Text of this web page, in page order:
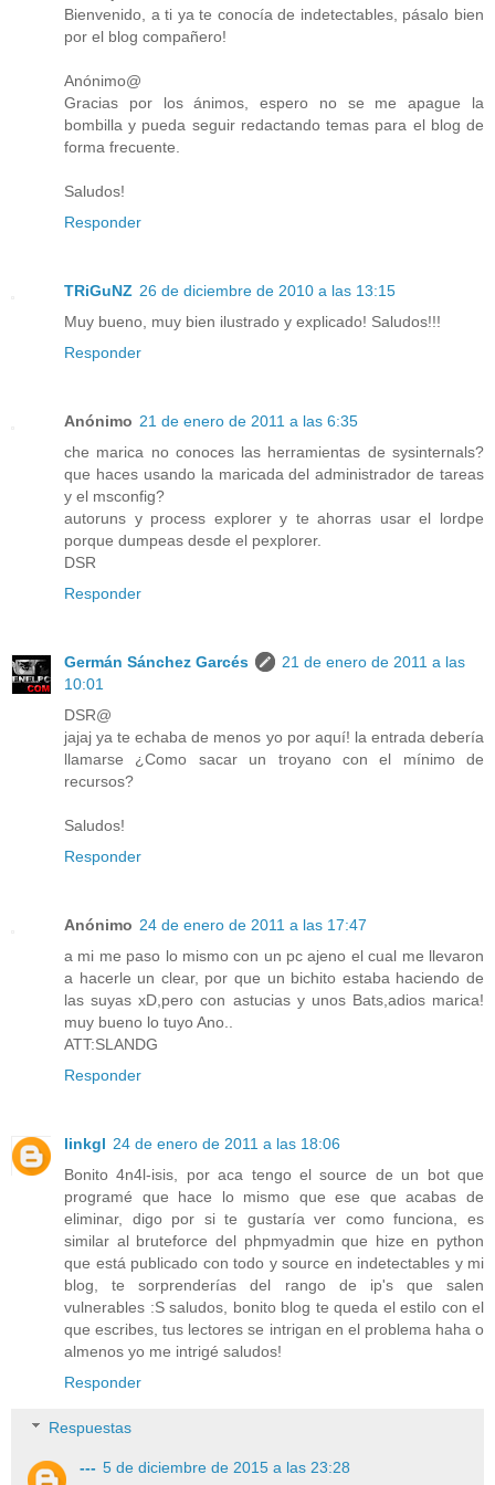
Bienvenido, a ti ya te conocía de indetectables, pásalo bien
por el blog compañero!
Anónimo@
Gracias por los ánimos, espero no se me apague la
bombilla y pueda seguir redactando temas para el blog de
forma frecuente.
Saludos!
Responder
TRiGuNZ 26 de diciembre de 2010 a las 13:15
Muy bueno, muy bien ilustrado y explicado! Saludos!!!
Responder
Anónimo 21 de enero de 2011 a las 6:35
che marica no conoces las herramientas de sysinternals?
que haces usando la maricada del administrador de tareas
y el msconfig?
autoruns y process explorer y te ahorras usar el lordpe
porque dumpeas desde el pexplorer.
DSR
Responder
Germán Sánchez Garcés
21 de enero de 2011 a las
10:01
DSR@
jajaj ya te echaba de menos yo por aquí! la entrada debería
llamarse ¿Como sacar un troyano con el mínimo de
recursos?
Saludos!
Responder
Anónimo 24 de enero de 2011 a las 17:47
a mi me paso lo mismo con un pc ajeno el cual me llevaron
a hacerle un clear, por que un bichito estaba haciendo de
las suyas xD,pero con astucias y unos Bats,adios marica!
muy bueno lo tuyo Ano..
ATT:SLANDG
Responder
linkgl 24 de enero de 2011 a las 18:06
Bonito 4n4l-isis, por aca tengo el source de un bot que
programé que hace lo mismo que ese que acabas de
eliminar, digo por si te gustaría ver como funciona, es
similar al bruteforce del phpmyadmin que hize en python
que está publicado con todo y source en indetectables y mi
blog, te sorprenderías del rango de ip's que salen
vulnerables :S saludos, bonito blog te queda el estilo con el
que escribes, tus lectores se intrigan en el problema haha o
almenos yo me intrigé saludos!
Responder
Respuestas
--- 5 de diciembre de 2015 a las 23:28